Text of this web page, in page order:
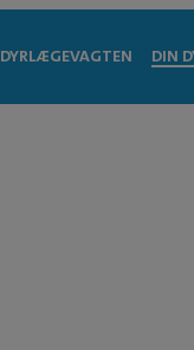
DYRLÆGEVAGTEN DIN